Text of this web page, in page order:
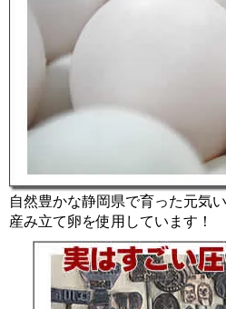
自然豊かな静岡県で育った元気
産み立て卵を使用しています！